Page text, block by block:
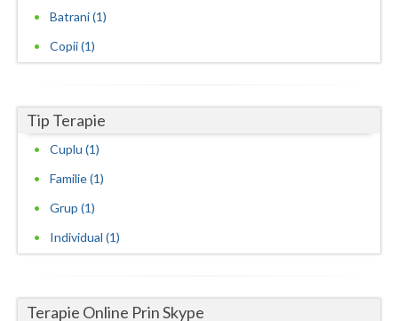
Mehedinti
Mures
Olt
Satu-Mare
Suceava
Batrani (1)
Copii (1)
Tip Terapie
Cuplu (1)
Familie (1)
Grup (1)
Individual (1)
Terapie Online Prin Skype